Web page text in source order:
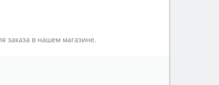
заказа в нашем магазине.